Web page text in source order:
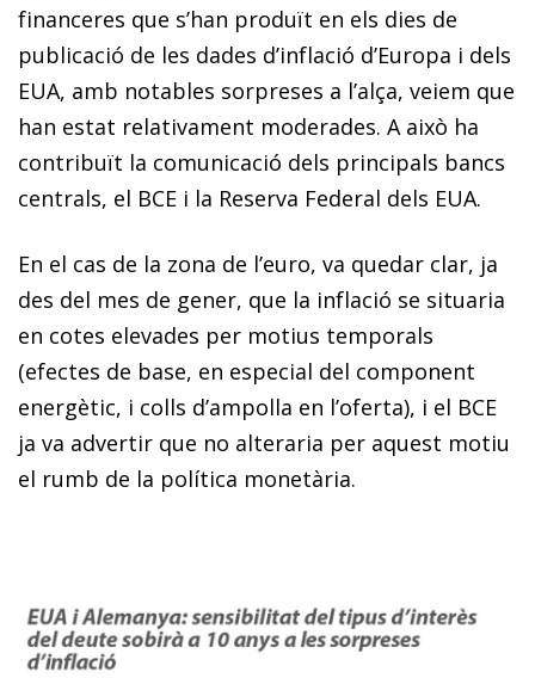
financeres que s’han produït en els dies de
publicació de les dades d’inflació d’Europa i dels
EUA, amb notables sorpreses a l’alça, veiem que
han estat relativament moderades. A això ha
contribuït la comunicació dels principals bancs
centrals, el BCE i la Reserva Federal dels EUA.
En el cas de la zona de l’euro, va quedar clar, ja
des del mes de gener, que la inflació se situaria
en cotes elevades per motius temporals
(efectes de base, en especial del component
energètic, i colls d’ampolla en l’oferta), i el BCE
ja va advertir que no alteraria per aquest motiu
el rumb de la política monetària.